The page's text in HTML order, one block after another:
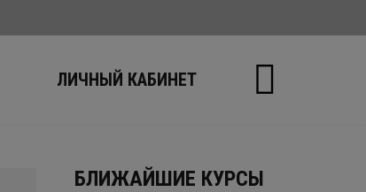
ЛИЧНЫЙ КАБИНЕТ
БЛИЖАЙШИЕ КУРСЫ